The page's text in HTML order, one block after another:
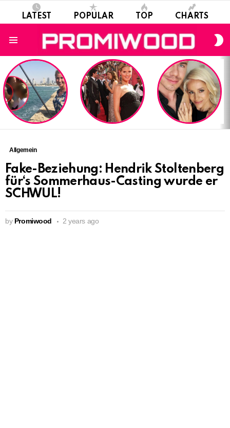
LATEST POPULAR TOP CHARTS
LATEST
STORIES
Allgemein
Fake-Beziehung: Hendrik Stoltenberg
für‘s Sommerhaus-Casting wurde er
SCHWUL!
by Promiwood 2 years ago